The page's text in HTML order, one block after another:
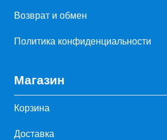
Возврат и обмен
Политика конфиденциальности
Магазин
Корзина
Доставка